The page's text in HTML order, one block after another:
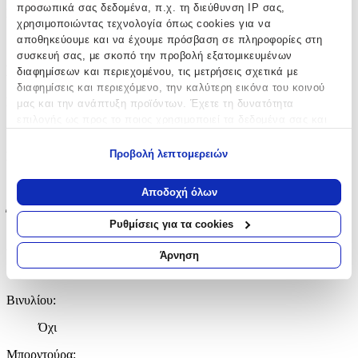
προσωπικά σας δεδομένα, π.χ. τη διεύθυνση IP σας,
χρησιμοποιώντας τεχνολογία όπως cookies για να
αποθηκεύουμε και να έχουμε πρόσβαση σε πληροφορίες στη
συσκευή σας, με σκοπό την προβολή εξατομικευμένων
διαφημίσεων και περιεχομένου, τις μετρήσεις σχετικά με
διαφημίσεις και περιεχόμενο, την καλύτερη εικόνα του κοινού
μας και την ανάπτυξη προϊόντων. Έχετε τη δυνατότητα
Να συλλέξουμε πληροφορίες σχετικά με τη γεωγραφική
σας τοποθεσία, οι οποίες μπορεί να είναι ακριβείς σε
απόσταση μερικών μέτρων
Να αναγνωρίσουμε τη συσκευή σας σαρώνοντας ενεργά
για συγκεκριμένα χαρακτηριστικά (δακτυλικό αποτύπωμα)
Μάθετε περισσότερα σχετικά με τον τρόπο επεξεργασίας των
στηνενότητα “Λεπτομέρειες”
Δήλωση Cookies.
Προβολή λεπτομερειών
Αποδοχή όλων
Ρυθμίσεις για τα cookies
Άρνηση
Κατασκευαστής:
4M
Βασικά Χαρακτηριστικά
Σχέδιο:
Πλανήτες
Τοίχου
Έξτρα Χαρακτηριστικά
Αφρώδες:
Όχι
Βινυλίου:
Όχι
Μπορντούρα: